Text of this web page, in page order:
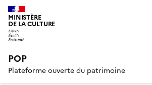
MINISTÈRE
DE LA CULTURE
POP
Plateforme ouverte du patrimoine